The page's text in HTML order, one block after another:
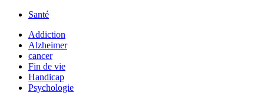
Santé
Addiction
Alzheimer
cancer
Fin de vie
Handicap
Psychologie